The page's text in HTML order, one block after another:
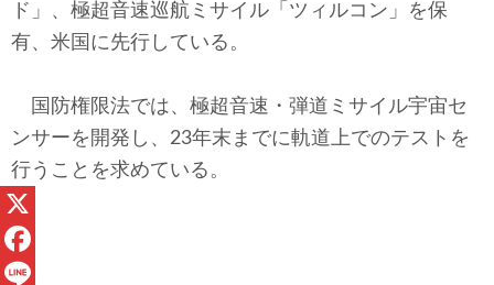
ド」、極超音速巡航ミサイル「ツィルコン」を保
有、米国に先行している。
国防権限法では、極超音速・弾道ミサイル宇宙セ
ンサーを開発し、23年末までに軌道上でのテストを
行うことを求めている。
X
F